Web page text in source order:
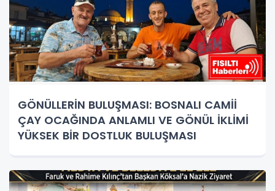
GÖNÜLLERİN BULUŞMASI: BOSNALI CAMİİ
ÇAY OCAĞINDA ANLAMLI VE GÖNÜL İKLİMİ
YÜKSEK BİR DOSTLUK BULUŞMASI